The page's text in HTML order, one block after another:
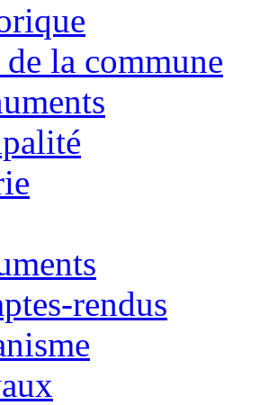
la commune
rendus